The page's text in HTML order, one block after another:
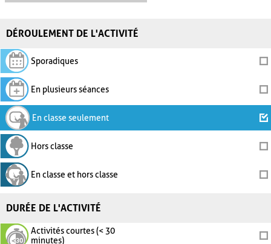
DÉROULEMENT DE L'ACTIVITÉ
Sporadiques
En plusieurs séances
En classe seulement
Hors classe
En classe et hors classe
DURÉE DE L'ACTIVITÉ
Activités courtes (< 30
minutes)